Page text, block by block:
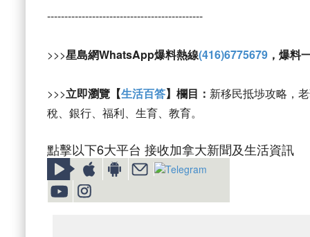
---------------------------------------------
>>>星島網WhatsApp爆料熱線(416)6775679 ，爆料
>>>立即瀏覽【生活百答】欄目： 新移民抵埗攻略，
稅、銀行、福利、生育、教育。
點擊以下6大平台 接收加拿大新聞及生活資訊